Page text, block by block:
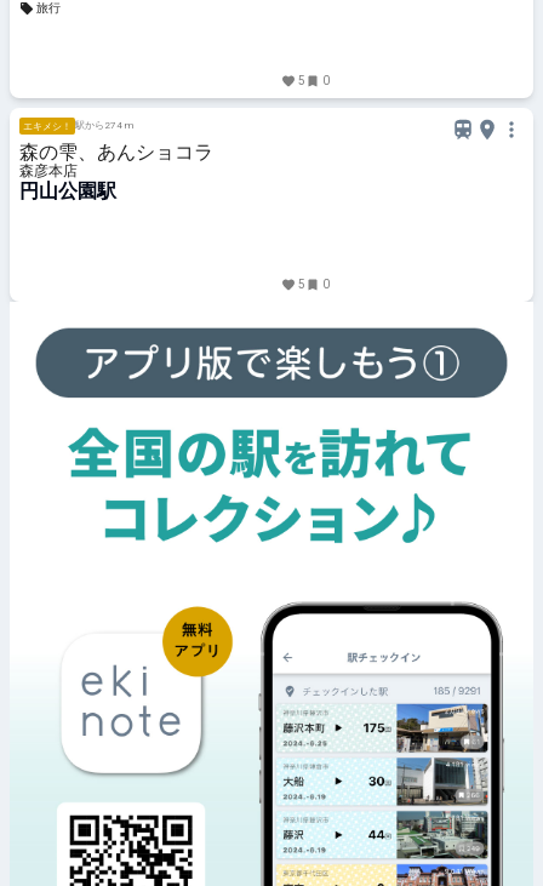
旅行
5 0
エキメシ！ 駅から274 m
森の雫、あんショコラ
森彦本店
円山公園駅
5 0